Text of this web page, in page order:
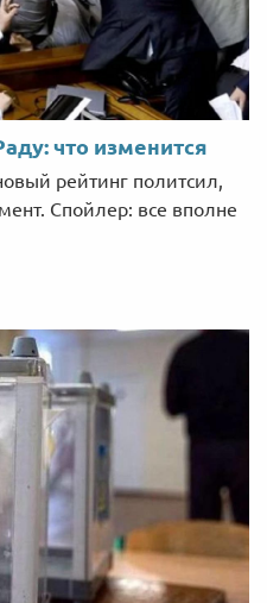
что изменится
рейтинг политсил,
Спойлер: все вполне